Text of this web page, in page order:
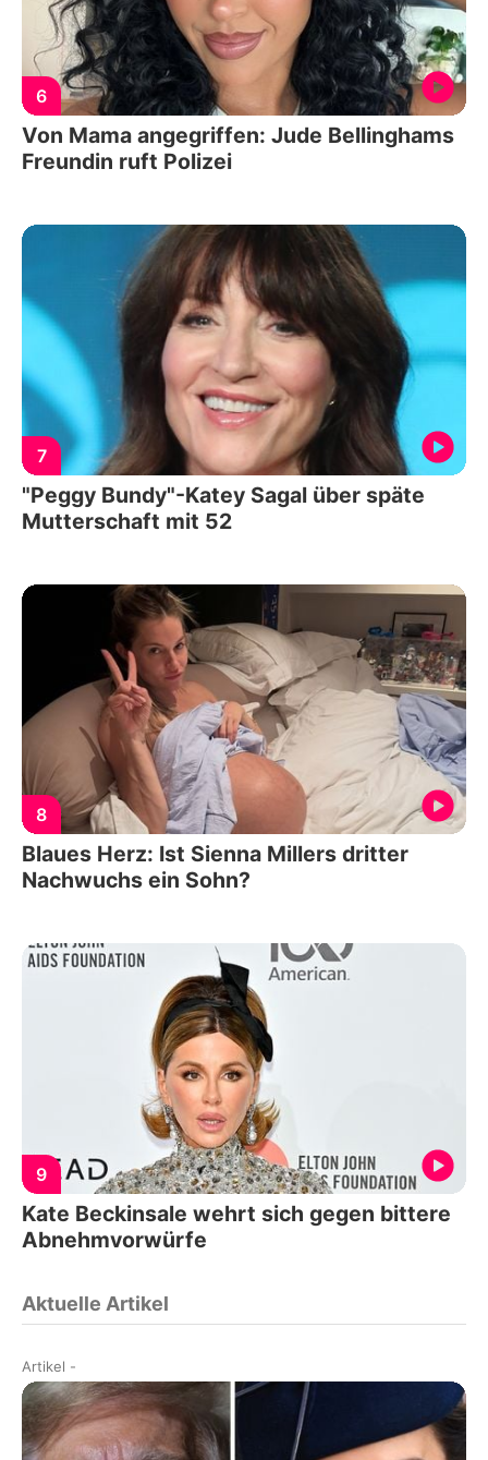
6
Von Mama angegriffen: Jude Bellinghams
Freundin ruft Polizei
7
"Peggy Bundy"-Katey Sagal über späte
Mutterschaft mit 52
8
Blaues Herz: Ist Sienna Millers dritter
Nachwuchs ein Sohn?
9
Kate Beckinsale wehrt sich gegen bittere
Abnehmvorwürfe
Aktuelle Artikel
Artikel -